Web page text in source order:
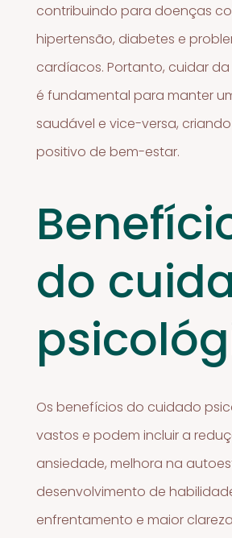
contribuindo para doenças
hipertensão, diabetes e
cardíacos. Portanto, cuidar
é fundamental para manter
saudável e vice-versa,
positivo de bem-estar.
do
Os benefícios do cuidado
vastos e podem incluir a
ansiedade, melhora na
desenvolvimento de
enfrentamento e maior